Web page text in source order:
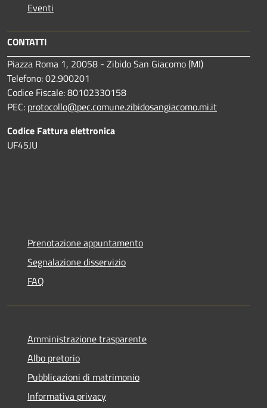
Eventi
CONTATTI
Piazza Roma 1, 20058 - Zibido San Giacomo (MI)
Telefono: 02.900201
Codice Fiscale: 80102330158
PEC: protocollo@pec.comune.zibidosangiacomo.mi.it
Codice Fattura elettronica
UF45JU
Prenotazione appuntamento
Segnalazione disservizio
FAQ
Amministrazione trasparente
Albo pretorio
Pubblicazioni di matrimonio
Informativa privacy